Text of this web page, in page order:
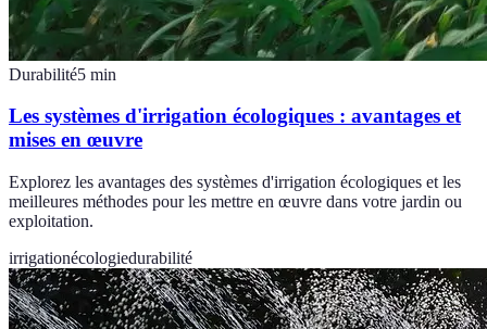
Durabilité5 min
Les systèmes d'irrigation écologiques : avantages et
mises en œuvre
Explorez les avantages des systèmes d'irrigation écologiques et les
meilleures méthodes pour les mettre en œuvre dans votre jardin ou
exploitation.
irrigationécologiedurabilité